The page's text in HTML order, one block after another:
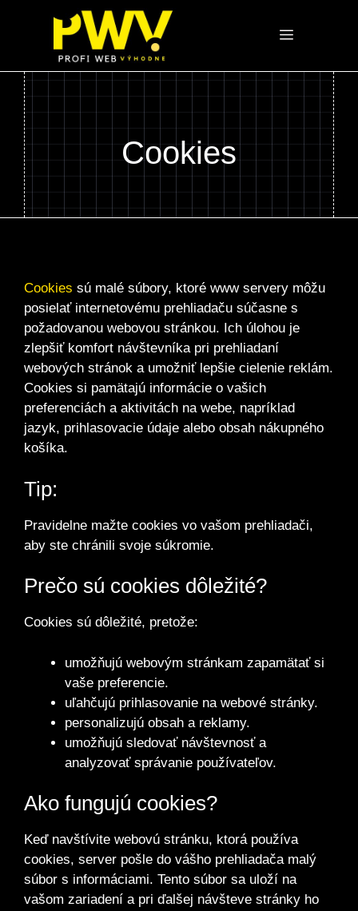
Menu
Cookies
Cookies sú malé súbory, ktoré www servery môžu
posielať internetovému prehliadaču súčasne s
požadovanou webovou stránkou. Ich úlohou je
zlepšiť komfort návštevníka pri prehliadaní
webových stránok a umožniť lepšie cielenie reklám.
Cookies si pamätajú informácie o vašich
preferenciách a aktivitách na webe, napríklad
jazyk, prihlasovacie údaje alebo obsah nákupného
košíka.
Tip:
Pravidelne mažte cookies vo vašom prehliadači,
aby ste chránili svoje súkromie.
Prečo sú cookies dôležité?
Cookies sú dôležité, pretože:
umožňujú webovým stránkam zapamätať si
vaše preferencie.
uľahčujú prihlasovanie na webové stránky.
personalizujú obsah a reklamy.
umožňujú sledovať návštevnosť a
analyzovať správanie používateľov.
Ako fungujú cookies?
Keď navštívite webovú stránku, ktorá používa
cookies, server pošle do vášho prehliadača malý
súbor s informáciami. Tento súbor sa uloží na
vašom zariadení a pri ďalšej návšteve stránky ho